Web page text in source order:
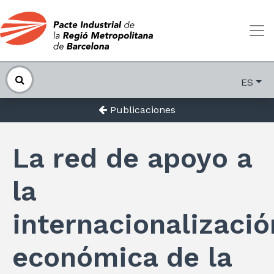
ES
Publicaciones
La red de apoyo a
la
económica de la